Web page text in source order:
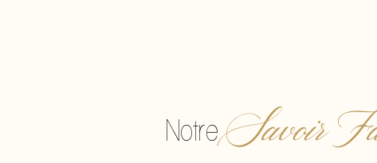
Savoir
Notre